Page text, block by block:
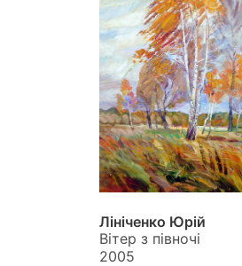
Лініченко Юрій
Вітер з півночі
2005